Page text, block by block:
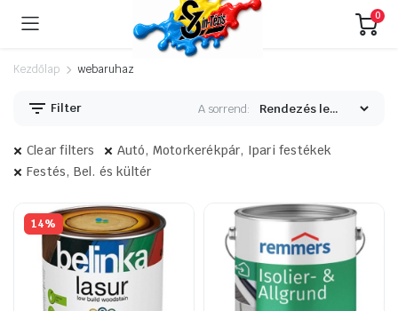
0
Kezdőlap webaruhaz
Filter A sorrend:
Clear filters
Autó, Motorkerékpár, Ipari festékek
Festés, Bel. és kültér
14%